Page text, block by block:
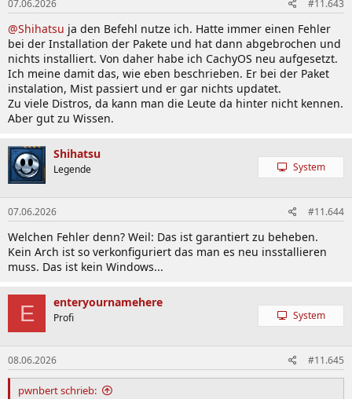
07.06.2026 #11.643
@Shihatsu ja den Befehl nutze ich. Hatte immer einen Fehler
bei der Installation der Pakete und hat dann abgebrochen und
nichts installiert. Von daher habe ich CachyOS neu aufgesetzt.
Ich meine damit das, wie eben beschrieben. Er bei der Paket
instalation, Mist passiert und er gar nichts updatet.
Zu viele Distros, da kann man die Leute da hinter nicht kennen.
Aber gut zu Wissen.
Shihatsu
Legende System
07.06.2026 #11.644
Welchen Fehler denn? Weil: Das ist garantiert zu beheben.
Kein Arch ist so verkonfiguriert das man es neu insstallieren
muss. Das ist kein Windows...
E enteryournamehere
Profi System
08.06.2026 #11.645
pwnbert schrieb: